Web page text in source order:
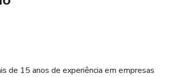
de 15 anos de experiência em empresas